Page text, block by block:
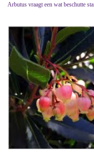
Arbutus vraagt een wat beschutte